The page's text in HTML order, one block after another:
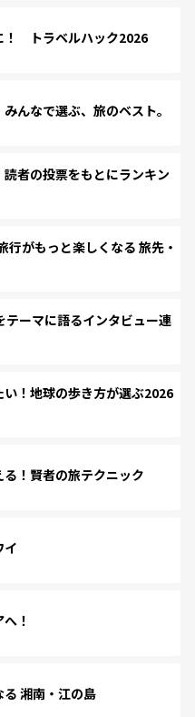
！ トラベルハック2026
んなで選ぶ、旅のベスト。
者の投票をもとにランキン
がもっと楽しくなる 旅先・
ーマに語るインタビュー連
！地球の歩き方が選ぶ2026
！賢者の旅テクニック
イ
！
湘南・江の島